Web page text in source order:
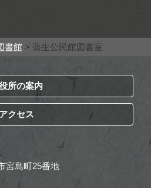
書館 > 蒲生公民館図書室
所の案内
アクセス
宮島町25番地